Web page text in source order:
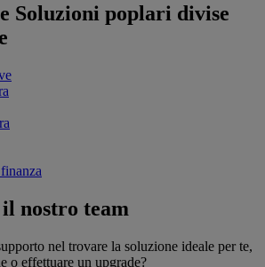
Soluzioni poplari divise
nostro team
nel trovare la soluzione ideale per te,
o effettuare un upgrade?